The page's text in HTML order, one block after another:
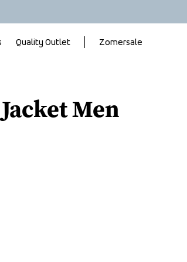
Quality Outlet Zomersale
Men